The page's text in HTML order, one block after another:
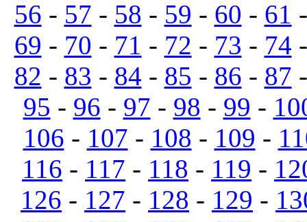
56 - 57 - 58 - 59 - 60 - 61
69 - 70 - 71 - 72 - 73 - 74
82 - 83 - 84 - 85 - 86 - 87
95 - 96 - 97 - 98 - 99 -
106 - 107 - 108 - 109 -
116 - 117 - 118 - 119 -
126 - 127 - 128 - 129 -